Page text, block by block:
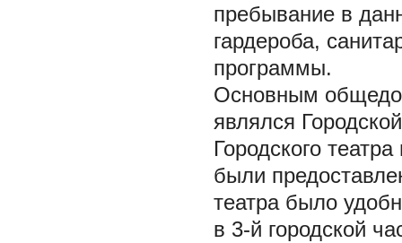
пребывание в
гардероба,
программы.
Основным
являлся
Городского
были
театра было
в 3-й городской